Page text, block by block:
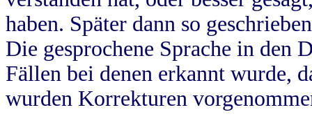
haben. Später dann so
Die gesprochene Sprache in
Fällen bei denen erkannt wurde,
wurden Korrekturen